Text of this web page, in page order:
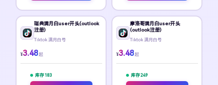
瑞典满月白user开头(outlook
注册)
Tiktok 满月白号
¥3.48 起
库存 183
摩洛哥满月白user开头
(outlook注册)
Tiktok 满月白号
¥3.48 起
库存 249